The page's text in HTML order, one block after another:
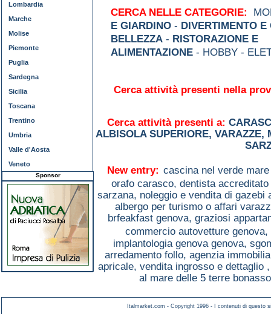
CERCA NELLE CATEGORIE:
E GIARDINO - DIVERTIMENTO E
BELLEZZA - RISTORAZIONE E
ALIMENTAZIONE - HOBBY -
Cerca attività presenti nella
Cerca attività presenti a:
ALBISOLA SUPERIORE, VARAZZE,
New entry: cascina nel verde
orafo carasco, dentista
sarzana, noleggio e vendita di
albergo per turismo o affari
brfeakfast genova, graziosi
commercio autovetture genova,
implantologia genova genova,
arredamento follo, agenzia
apricale, vendita ingrosso e dettaglio
al mare delle 5 terre
Lombardia
Marche
Molise
Piemonte
Puglia
Sardegna
Sicilia
Toscana
Trentino
Umbria
Valle d'Aosta
Veneto
Sponsor
Italmarket.com - Copyright 1996 - I contenuti di questo